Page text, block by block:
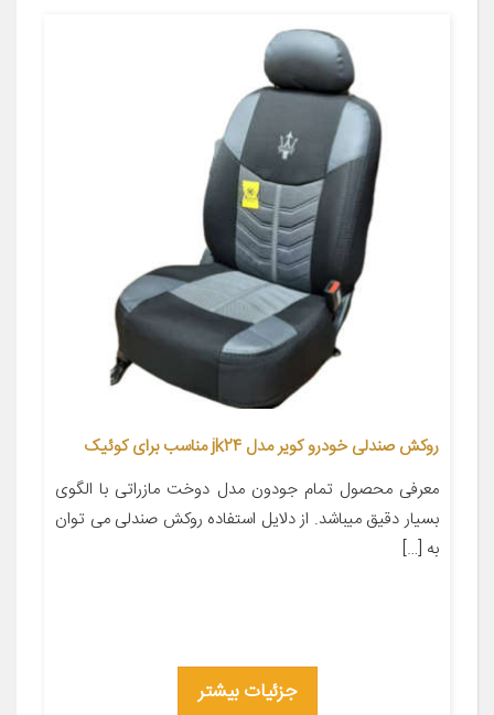
روکش صندلی خودرو کویر مدل jk24 مناسب برای کوئیک
معرفی محصول تمام جودون مدل دوخت مازراتی با الگوی
بسیار دقیق میباشد. از دلایل استفاده روکش صندلی می توان
به […]
جزئیات بیشتر